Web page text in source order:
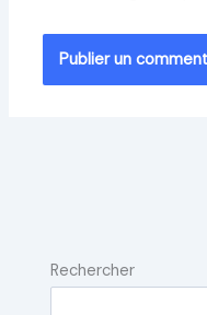
Rechercher